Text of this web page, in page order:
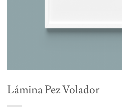
Lámina Pez Volador